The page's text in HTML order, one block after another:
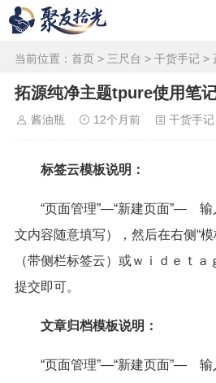
当前位置： 首页 > 三尺台 > 干货手记 >
拓源纯净主题tpure使用笔
酱油瓶 12个月前 干货手记
标签云模板说明：
“页面管理”—“新建页面”— 输
文内容随意填写），然后在右侧“
（带侧栏标签云）或ｗｉｄｅｔａ
提交即可。
文章归档模板说明：
“页面管理”—“新建页面”— 输